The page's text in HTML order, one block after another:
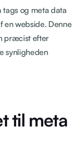
tags og meta data
en webside. Denne
præcist efter
synligheden
til meta